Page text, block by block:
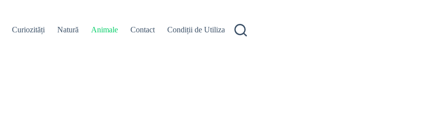
Curiozități Natură Animale Contact Condiții de Utilizare